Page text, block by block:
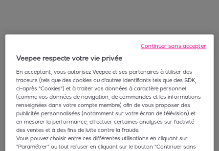
Veepee respecte votre vie privée
En acceptant, vous autorisez Veepee et ses partenaires à utiliser des
traceurs (tels que des cookies ou d'autres identifiants tels que des SDK,
ci-après "Cookies") et à traiter vos données à caractère personnel
(comme vos données de navigation, de commandes et les informations
renseignées dans votre compte membre) afin de vous proposer des
publicités personnalisées (notamment sur votre écran de télévision) et
en mesurer la performance, effectuer certaines analyses sur l'activité
des ventes et à des fins de lutte contre la fraude.
Vous pouvez choisir entre ces différentes utilisations en cliquant sur
"Paramétrer" ou tout refuser en cliquant sur le bouton "Continuer sans
Continuer sans accepter